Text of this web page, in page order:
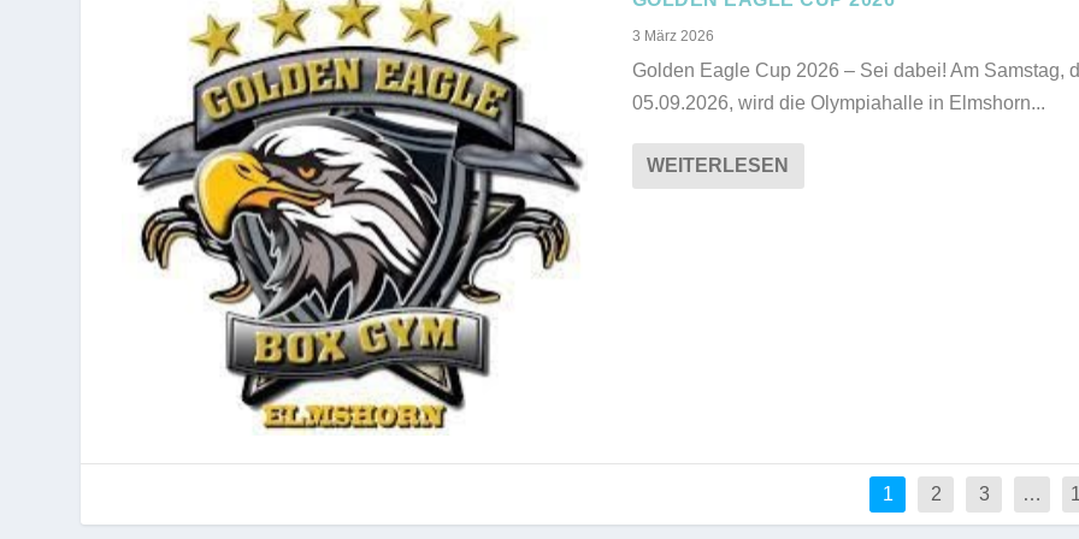
3 März 2026
Golden Eagle Cup 2026 – Sei dabei! Am Samstag,
05.09.2026, wird die Olympiahalle in Elmshorn...
WEITERLESEN
1 2 3 …